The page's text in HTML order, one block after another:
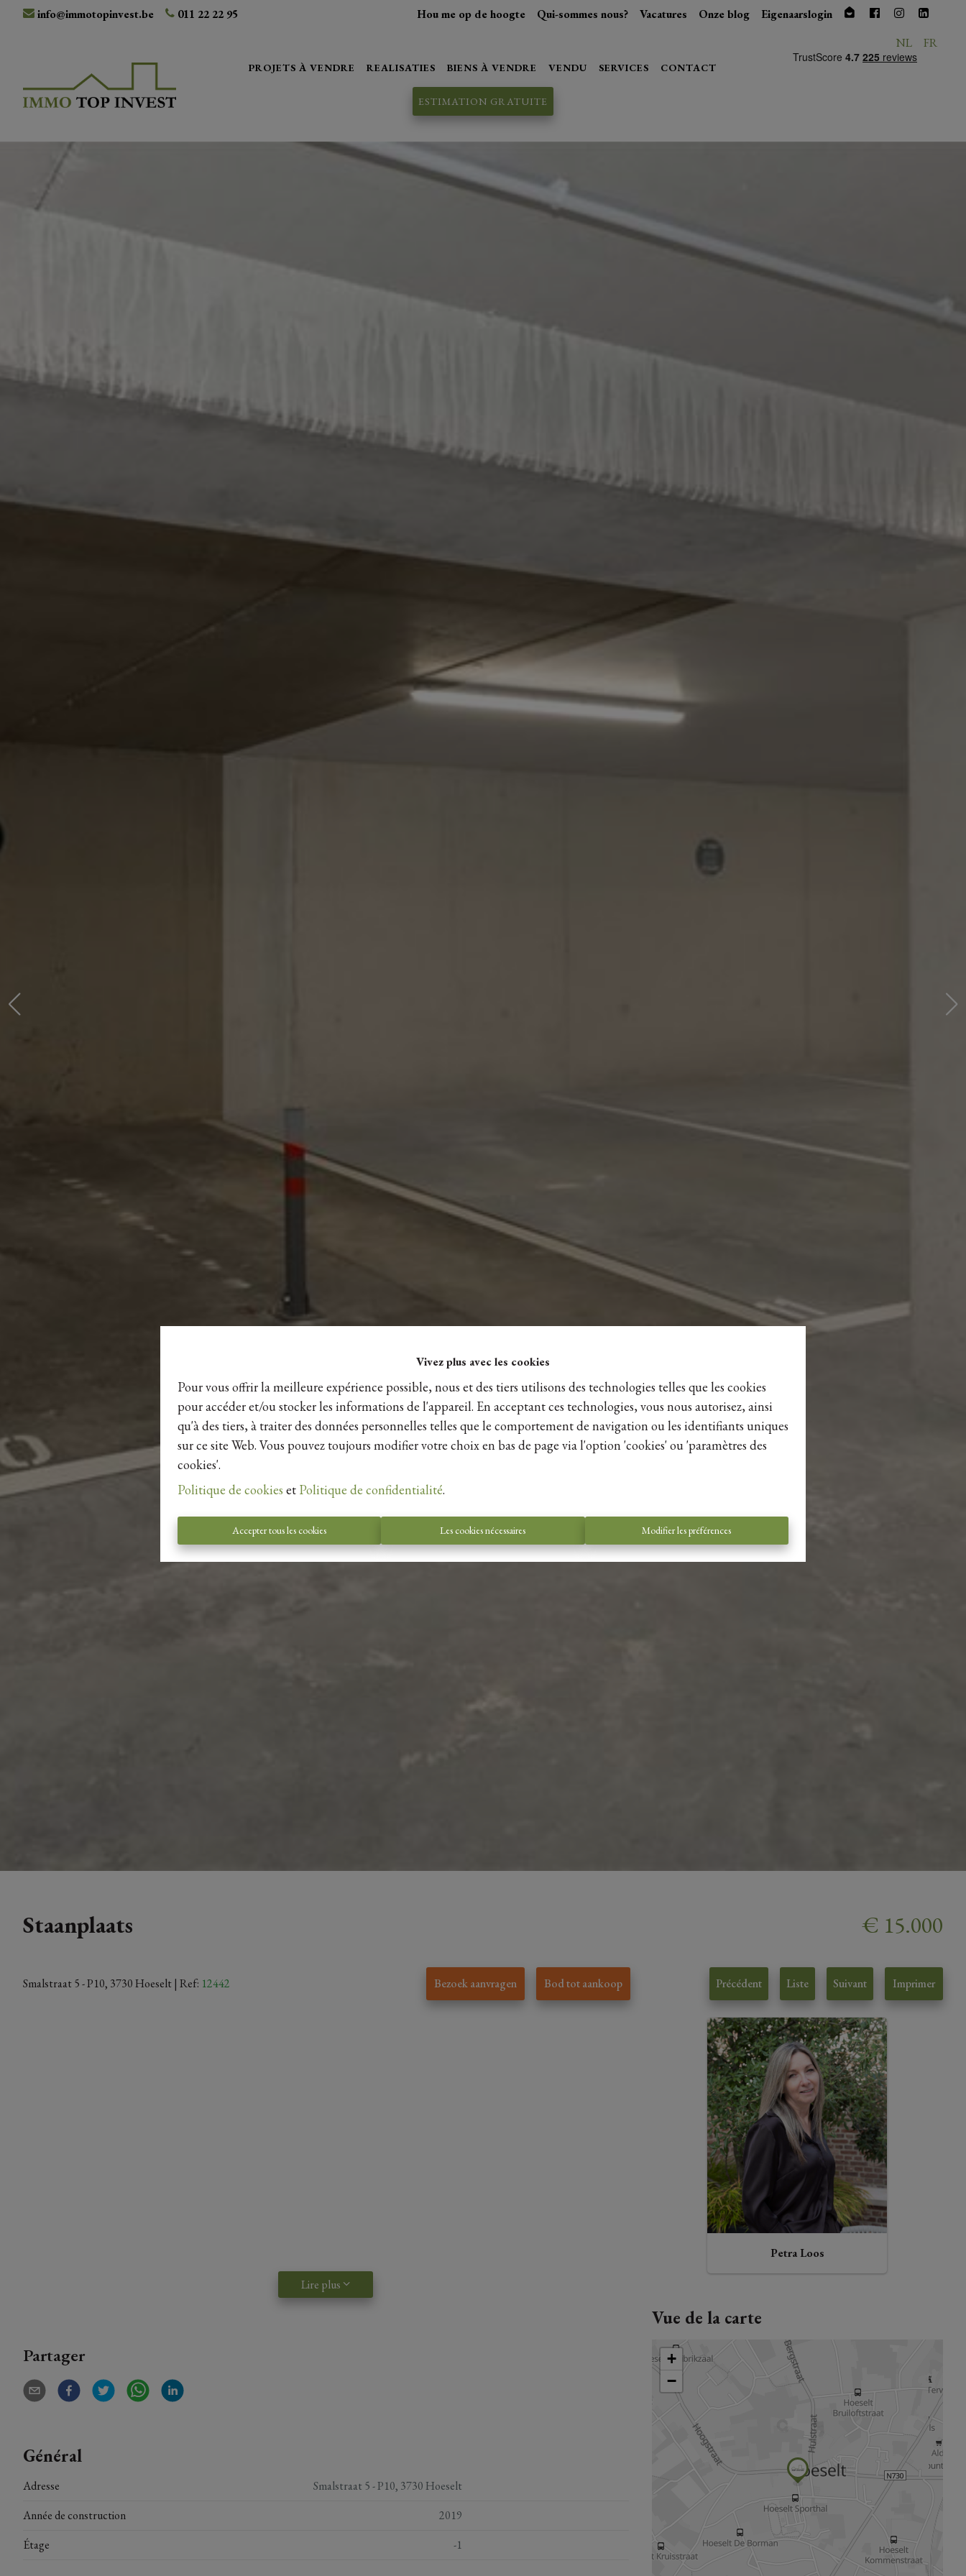
Vivez plus avec les cookies
Pour vous offrir la meilleure expérience possible, nous et des tiers utilisons des technologies telles que les cookies
pour accéder et/ou stocker les informations de l'appareil. En acceptant ces technologies, vous nous autorisez, ainsi
qu'à des tiers, à traiter des données personnelles telles que le comportement de navigation ou les identifiants uniques
sur ce site Web. Vous pouvez toujours modifier votre choix en bas de page via l'option 'cookies' ou 'paramètres des
cookies'.
Politique de cookies et Politique de confidentialité.
Accepter tous les cookies Les cookies nécessaires Modifier les préférences
info@immotopinvest.be 011 22 22 95 Hou me op de hoogte Qui-sommes nous? Vacatures Onze blog Eigenaarslogin
PROJETS À VENDRE REALISATIES BIENS À VENDRE VENDU SERVICES CONTACT
ESTIMATION GRATUITE
NL FR
Staanplaats € 15.000
Smalstraat 5 - P10, 3730 Hoeselt| Ref: 12442 Bezoek aanvragen Bod tot aankoop Précédent Liste Suivant Imprimer
Lire plus
Partager
Général
Adresse
Smalstraat 5 - P10, 3730 Hoeselt
Année de construction
2019
Étage
-1
Petra Loos
Vue de la carte